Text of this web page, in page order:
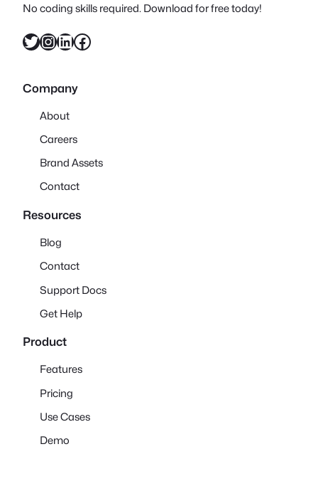
No coding skills required. Download for free today!
Twitter InstagramLinkedIn Facebook
Company
About
Careers
Brand Assets
Contact
Resources
Blog
Contact
Support Docs
Get Help
Product
Features
Pricing
Use Cases
Demo